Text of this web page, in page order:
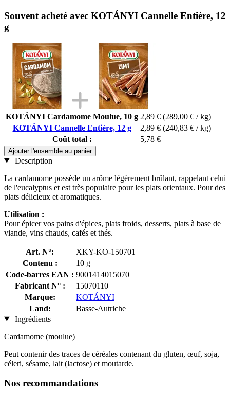
Souvent acheté avec KOTÁNYI Cannelle Entière, 12
g
KOTÁNYI Cardamome Moulue, 10 g 2,89 € (289,00 € / kg)
KOTÁNYI Cannelle Entière, 12 g
2,89 € (240,83 € / kg)
Coût total :
5,78 €
Ajouter l'ensemble au panier
Description
La cardamome possède un arôme légèrement brûlant, rappelant celui
de l'eucalyptus et est très populaire pour les plats orientaux. Pour des
plats délicieux et aromatiques.
Utilisation :
Pour épicer vos pains d'épices, plats froids, desserts, plats à base de
viande, vins chauds, cafés et thés.
Art. N°:
XKY-KO-150701
Contenu :
10 g
Code-barres EAN : 9001414015070
Fabricant N° :
15070110
Marque:
KOTÁNYI
Land:
Basse-Autriche
Ingrédients
Cardamome (moulue)
Peut contenir des traces de céréales contenant du gluten, œuf, soja,
céleri, sésame, lait (lactose) et moutarde.
Nos recommandations